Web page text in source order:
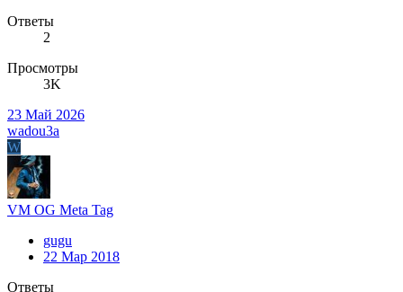
Ответы
2
Просмотры
3K
23 Май 2026
wadou3a
W
VM OG Meta Tag
gugu
22 Мар 2018
Ответы